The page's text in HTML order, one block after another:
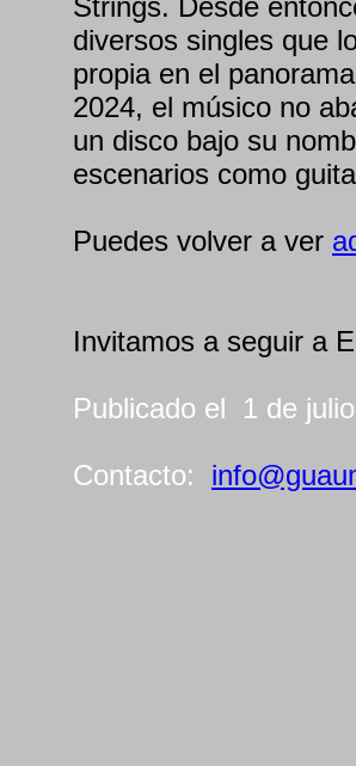
Strings. Desde
diversos singles que
propia en el
2024, el músico no
un disco bajo su
escenarios como
Puedes volver a ver
Invitamos a seguir a
Publicado el 1 de
Contacto: